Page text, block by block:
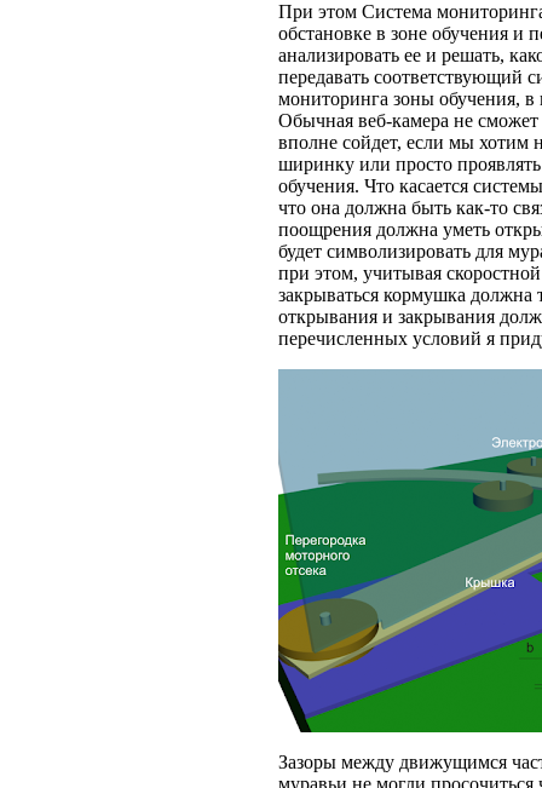
При этом Система
обстановке в зоне обучения и
анализировать ее и решать,
передавать соответствующий
мониторинга зоны обучения,
Обычная веб-камера не
вполне сойдет, если мы хотим
ширинку или просто
обучения. Что касается
что она должна быть как-то
поощрения должна уметь
будет символизировать для
при этом, учитывая
закрываться кормушка
открывания и закрывания
перечисленных условий я
Зазоры между движущимся